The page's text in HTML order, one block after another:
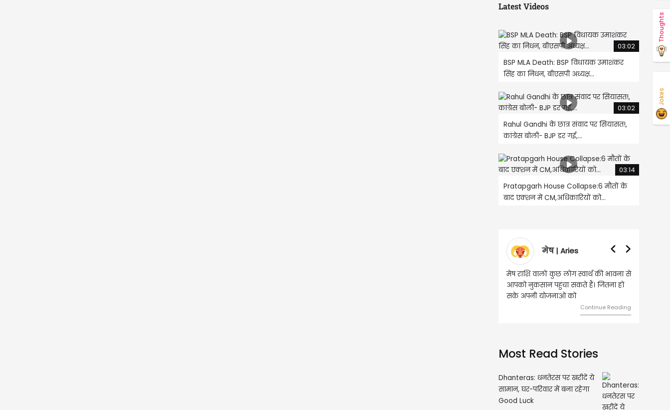
Latest Videos
03:02
BSP MLA Death: BSP विधायक उमाशंकर
सिंह का निधन, बीएसपी अध्यक्ष...
03:02
Rahul Gandhi के छात्र संवाद पर सियासत!,
कांग्रेस बोली- BJP डर गई,...
03:14
Pratapgarh House Collapse:6 मौतों के
बाद एक्शन में CM,अधिकारियों को...
मेष | Aries
मेष राशि वालों कुछ लोग स्वार्थ की भावना से
आपको नुकसान पहुंचा सकते हैं। जितना हो
सके अपनी योजनाओं को
Continue Reading
वृषभ | Taurus
वृष राशि वालों आय के
हुए कार्यों में गति आएगी।
Most Read Stories
Dhanteras: धनतेरस पर खरीदें ये
सामान, घर-परिवार में बना रहेगा
Good Luck
Thoughts
Jokes